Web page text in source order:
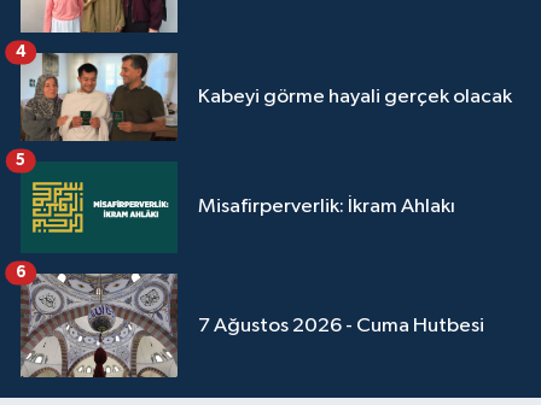
Kabeyi görme hayali gerçek olacak
4
Misafirperverlik: İkram Ahlakı
5
7 Ağustos 2026 - Cuma Hutbesi
6